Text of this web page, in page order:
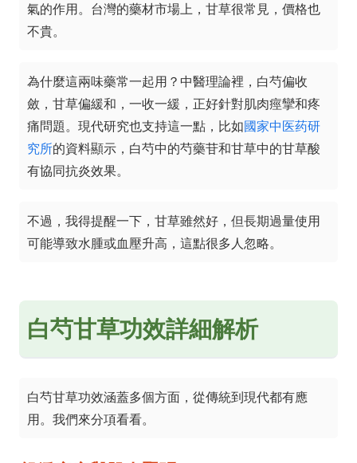
氣的作用。台灣的藥材市場上，甘草很常見，價格也
不貴。
為什麼這兩味藥常一起用？中醫理論裡，白芍偏收
斂，甘草偏緩和，一收一緩，正好針對肌肉痙攣和疼
痛問題。現代研究也支持這一點，比如國家中医药研
究所的資料顯示，白芍中的芍藥苷和甘草中的甘草酸
有協同抗炎效果。
不過，我得提醒一下，甘草雖然好，但長期過量使用
可能導致水腫或血壓升高，這點很多人忽略。
白芍甘草功效詳細解析
白芍甘草功效涵蓋多個方面，從傳統到現代都有應
用。我們來分項看看。